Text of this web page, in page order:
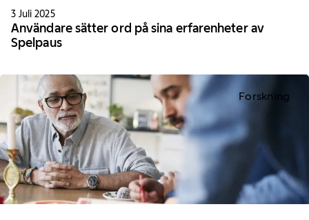
3 Juli 2025
Användare sätter ord på sina erfarenheter av
Spelpaus
Forskning